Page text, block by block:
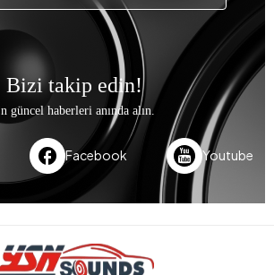
Bizi takip edin!
güncel haberleri anında alın.
Facebook Youtube